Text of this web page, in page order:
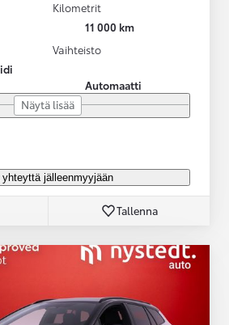
Kilometrit
11 000 km
Vaihteisto
Automaatti
Näytä lisää
yhteyttä jälleenmyyjään
Tallenna